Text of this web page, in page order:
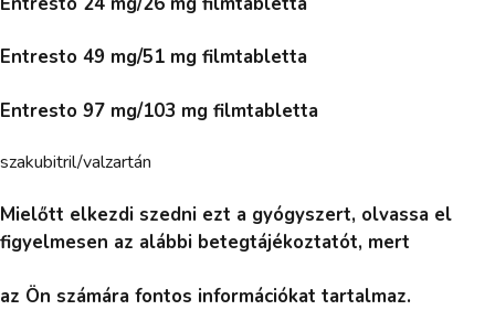
Entresto 49 mg/51 mg filmtabletta
Entresto 97 mg/103 mg filmtabletta
szakubitril/valzartán
Mielőtt elkezdi szedni ezt a gyógyszert, olvassa el
figyelmesen az alábbi betegtájékoztatót, mert
az Ön számára fontos információkat tartalmaz.